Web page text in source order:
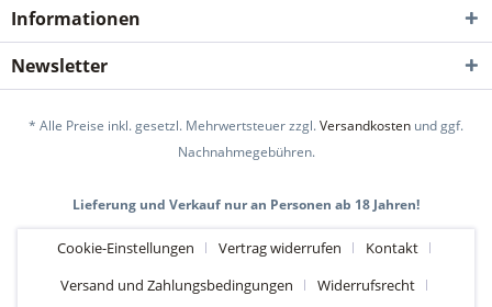
Informationen
Newsletter
* Alle Preise inkl. gesetzl. Mehrwertsteuer zzgl.Versandkosten und ggf.
Nachnahmegebühren.
Lieferung und Verkauf nur an Personen ab 18 Jahren!
Cookie-Einstellungen Vertrag widerrufen
Kontakt
Versand und Zahlungsbedingungen
Widerrufsrecht